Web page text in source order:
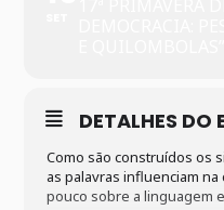
DETALHES DO
Como são construídos os
as palavras influenciam
pouco sobre a linguagem